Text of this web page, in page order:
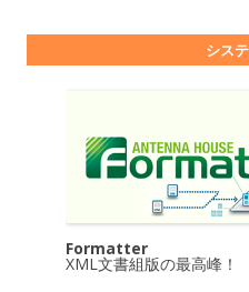
シス
Formatter
XML文書組版の最高峰！